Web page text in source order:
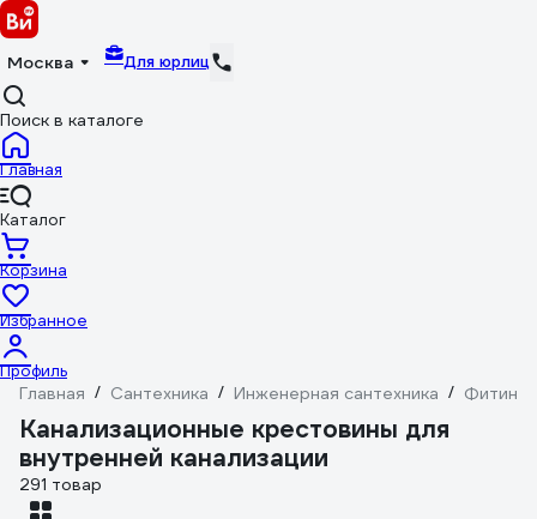
Москва Для юрлиц
Поиск в каталоге
Главная
Каталог
Корзина
Избранное
Профиль
Главная / Сантехника / Инженерная сантехника / Фитинги
Канализационные крестовины для
внутренней канализации
291 товар